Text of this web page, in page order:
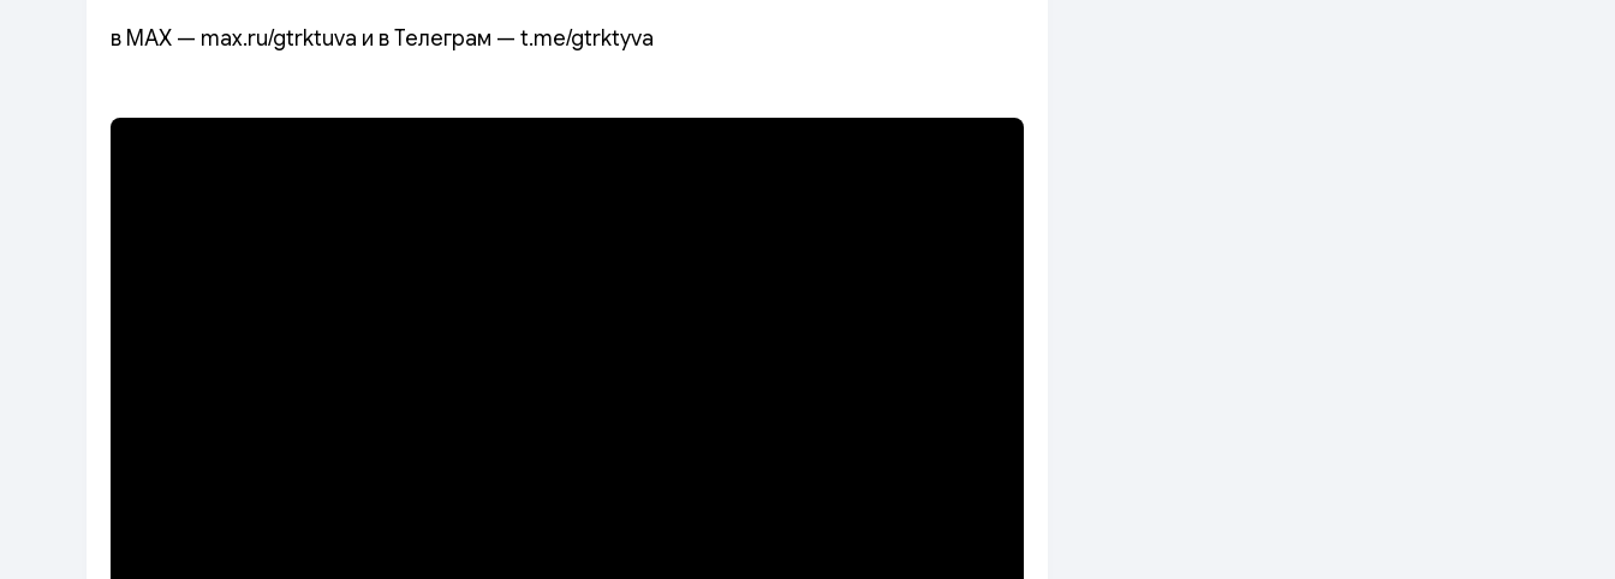
в MAX — max.ru/gtrktuva и в Телеграм — t.me/gtrktyva